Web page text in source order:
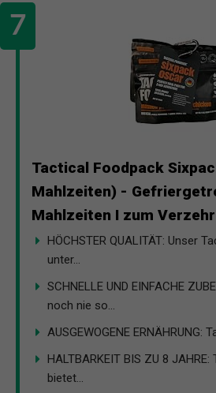
Tactical Foodpack
Mahlzeiten) -
Mahlzeiten I zum
HÖCHSTER QUALITÄT: Unser
unter...
SCHNELLE UND EINFACHE
noch nie so...
AUSGEWOGENE ERNÄHRUNG:
HALTBARKEIT BIS ZU 8
bietet...